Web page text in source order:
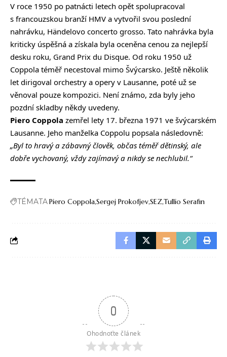
V roce 1950 po patnácti letech opět spolupracoval
s francouzskou branží HMV a vytvořil svou poslední
nahrávku, Händelovo concerto grosso. Tato nahrávka byla
kriticky úspěšná a získala byla oceněna cenou za nejlepší
desku roku, Grand Prix du Disque. Od roku 1950 už
Coppola téměř necestoval mimo Švýcarsko. Ještě několik
let dirigoval orchestry a opery v Lausanne, poté už se
věnoval pouze kompozici. Není známo, zda byly jeho
pozdní skladby někdy uvedeny.
Piero Coppola zemřel lety 17. března 1971 ve švýcarském
Lausanne. Jeho manželka Coppolu popsala následovně:
„Byl to hravý a zábavný člověk, občas téměř dětinský, ale
dobře vychovaný, vždy zajímavý a nikdy se nechlubil.“
TÉMATAPiero CoppolaSergej ProkofjevSEZTullio Serafin
0
Ohodnoťte článek